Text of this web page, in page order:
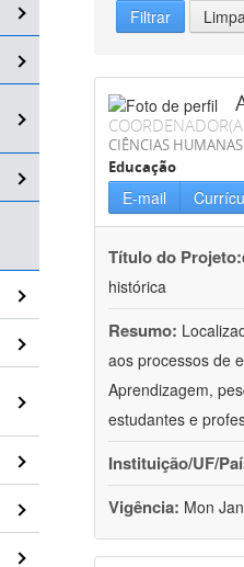
Filtrar
CIÊNCIAS HUMANAS
Educação
E-mail
Título do Projeto:
histórica
Resumo:
aos processos de
Aprendizagem,
estudantes e
Instituição/UF/
Vigência: Mon